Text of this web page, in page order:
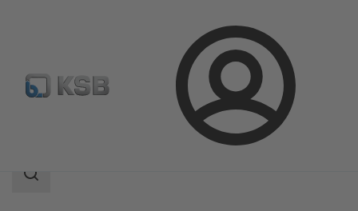
Prijava
Katalog proizvoda Etaprime L
Područje